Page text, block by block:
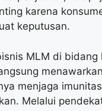
karena
keputusan.
MLM di bidang
menjaga
Melalui